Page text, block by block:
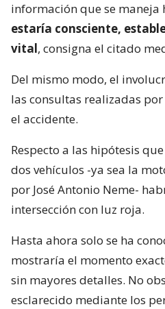
información que se maneja
estaría consciente,
vital, consigna el citado
Del mismo modo, el
las consultas realizadas
el accidente.
Respecto a las hipótesis
dos vehículos -ya sea la
por José Antonio Neme-
intersección con luz roja.
Hasta ahora solo se ha
mostraría el momento
sin mayores detalles. No
esclarecido mediante los